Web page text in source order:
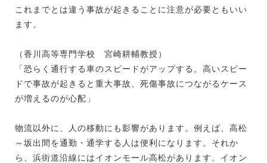
これまでとは違う事故が起きることに注意が必要ともいい
ます。
（香川高等専門学校 宮崎耕輔教授）
「恐らく通行する車のスピードがアップする。高いスピー
ドで事故が起きると重大事故、死傷事故につながるケース
が増えるのが心配」
物流以外に、人の移動にも影響があります。例えば、高松
～坂出間を通勤・通学する人は便利になります。それか
ら、浜街道沿線にはイオンモール高松があります。イオン